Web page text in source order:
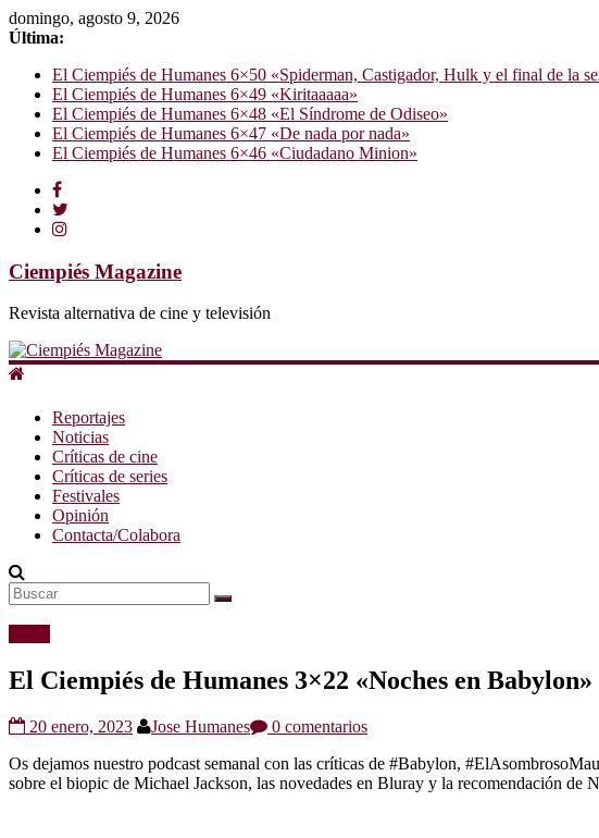
domingo, agosto 9, 2026
Última:
El Ciempiés de Humanes 6×50 «Spiderman, Castigador, Hulk y el final de la
El Ciempiés de Humanes 6×49 «Kiritaaaaa»
El Ciempiés de Humanes 6×48 «El Síndrome de Odiseo»
El Ciempiés de Humanes 6×47 «De nada por nada»
El Ciempiés de Humanes 6×46 «Ciudadano Minion»
Ciempiés Magazine
Revista alternativa de cine y televisión
Reportajes
Noticias
Críticas de cine
Críticas de series
Festivales
Opinión
Contacta/Colabora
El Ciempiés de Humanes 3×22 «Noches en Babylon»
20 enero, 2023 Jose Humanes
0 comentarios
Os dejamos nuestro podcast semanal con las críticas de #Babylon,
sobre el biopic de Michael Jackson, las novedades en Bluray y la recomendación de